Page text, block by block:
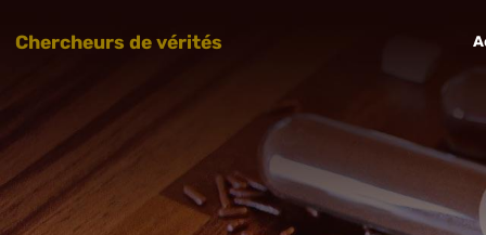
Chercheurs de vérités